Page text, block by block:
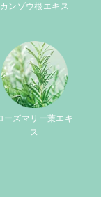
カンゾウ根エキス
ーズマリー葉エキ
ス